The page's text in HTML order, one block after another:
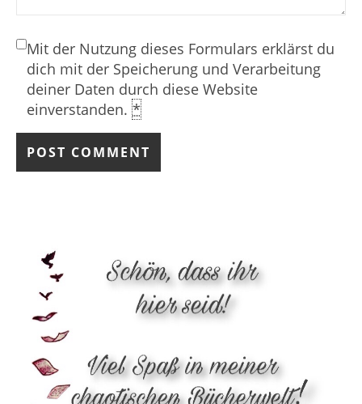
Mit der Nutzung dieses Formulars erklärst du
dich mit der Speicherung und Verarbeitung
deiner Daten durch diese Website
einverstanden. *